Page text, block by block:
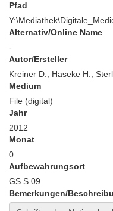
Pfad
Alternativ/Online Name
-
Autor/Ersteller
Kreiner D., Haseke H., Sterl
Medium
File (digital)
Jahr
2012
Monat
0
Aufbewahrungsort
GS S 09
Bemerkungen/